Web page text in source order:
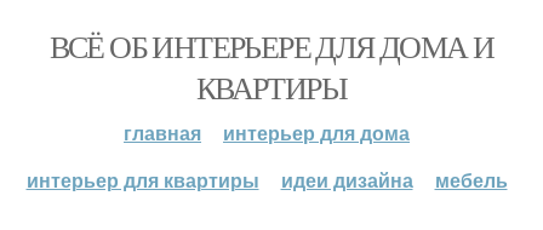
ВСЁ ОБ ИНТЕРЬЕРЕ ДЛЯ ДОМА И
КВАРТИРЫ
главная
интерьер для дома
интерьер для квартиры
идеи дизайна мебель